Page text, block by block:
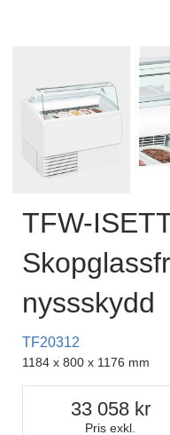
TFW-
nyssskydd
TF20312
1184 x 800 x 1176 mm
Pris exkl.
33 058